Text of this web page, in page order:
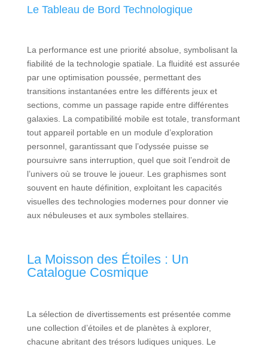
Le Tableau de Bord Technologique
La performance est une priorité absolue, symbolisant la
fiabilité de la technologie spatiale. La fluidité est assurée
par une optimisation poussée, permettant des
transitions instantanées entre les différents jeux et
sections, comme un passage rapide entre différentes
galaxies. La compatibilité mobile est totale, transformant
tout appareil portable en un module d’exploration
personnel, garantissant que l’odyssée puisse se
poursuivre sans interruption, quel que soit l’endroit de
l’univers où se trouve le joueur. Les graphismes sont
souvent en haute définition, exploitant les capacités
visuelles des technologies modernes pour donner vie
aux nébuleuses et aux symboles stellaires.
La Moisson des Étoiles : Un
Catalogue Cosmique
La sélection de divertissements est présentée comme
une collection d’étoiles et de planètes à explorer,
chacune abritant des trésors ludiques uniques. Le